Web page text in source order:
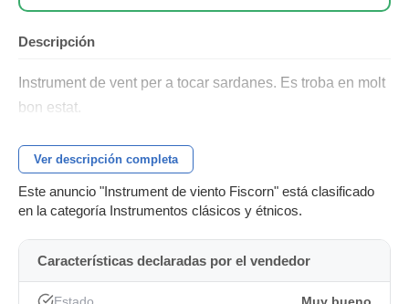
Descripción
Instrument de vent per a tocar sardanes. Es troba en molt
bon estat.
Ver descripción completa
Este anuncio "Instrument de viento Fiscorn" está clasificado
en la categoría Instrumentos clásicos y étnicos.
Características declaradas por el vendedor
Estado Muy bueno